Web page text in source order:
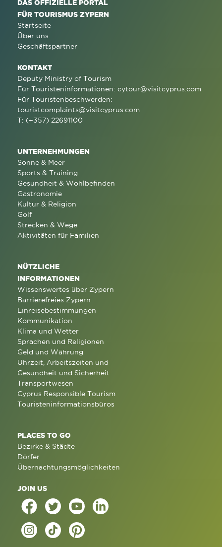
DAS OFFIZIELLE PORTAL
FÜR TOURISMUS ZYPERN
Startseite
Über uns
Geschäftspartner
KONTAKT
Deputy Ministry of Tourism
Für Touristeninformationen: cytour@visitcyprus.com
Für Touristenbeschwerden:
touristcomplaints@visitcyprus.com
T: (+357) 22691100
UNTERNEHMUNGEN
Sonne & Meer
Sports & Training
Gesundheit & Wohlbefinden
Gastronomie
Kultur & Religion
Golf
Strecken & Wege
Aktivitäten für Familien
NÜTZLICHE
INFORMATIONEN
Wissenswertes über Zypern
Barrierefreies Zypern
Einreisebestimmungen
Kommunikation
Klima und Wetter
Sprachen und Religionen
Geld und Währung
Uhrzeit, Arbeitszeiten und
Gesundheit und Sicherheit
Transportwesen
Cyprus Responsible Tourism
Touristeninformationsbüros
PLACES TO GO
Bezirke & Städte
Dörfer
Übernachtungsmöglichkeiten
JOIN US